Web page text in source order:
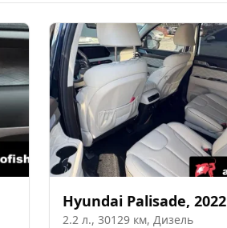
Hyundai Palisade, 2022
2.2 л., 30129 км, Дизель